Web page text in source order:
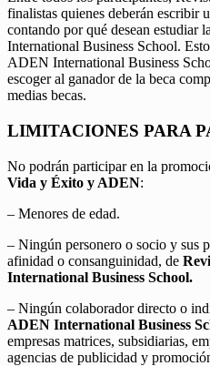
finalistas quienes deberán escribir
contando por qué desean estudiar
International Business School.
ADEN International Business
escoger al ganador de la beca
medias becas.
LIMITACIONES PARA
No podrán participar en la
Vida y Éxito y ADEN:
– Menores de edad.
– Ningún personero o socio y sus
afinidad o consanguinidad, de
International Business School.
– Ningún colaborador directo o
ADEN International Business
empresas matrices, subsidiarias,
agencias de publicidad y